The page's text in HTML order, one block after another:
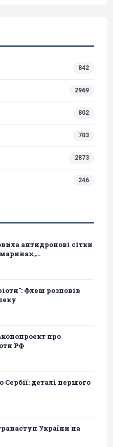
842
2969
802
703
2873
246
антидронові сітки
Флеш розповів
про
РФ
деталі першого
України на